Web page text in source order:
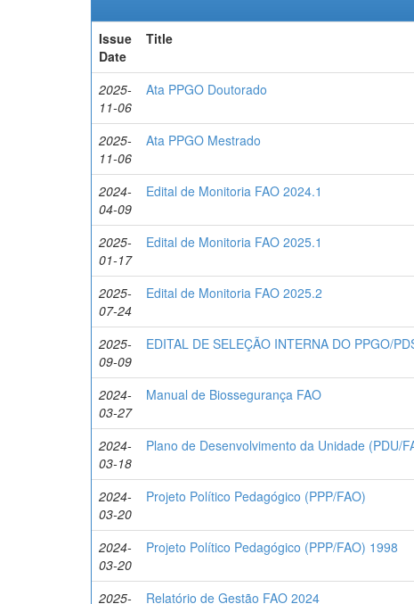
Issue
Date
Title
2025-
11-06
Ata PPGO Doutorado
2025-
11-06
Ata PPGO Mestrado
2024-
04-09
Edital de Monitoria FAO 2024.1
2025-
01-17
Edital de Monitoria FAO 2025.1
2025-
07-24
Edital de Monitoria FAO 2025.2
2025-
09-09
EDITAL DE SELEÇÃO INTERNA DO PPGO/
2024-
03-27
Manual de Biossegurança FAO
2024-
03-18
Plano de Desenvolvimento da Unidade (PDU/
2024-
03-20
Projeto Político Pedagógico (PPP/FAO)
2024-
03-20
Projeto Político Pedagógico (PPP/FAO) 1998
2025- Relatório de Gestão FAO 2024